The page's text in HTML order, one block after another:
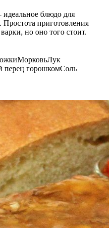
блюдо для
Простота приготовления
но оно того стоит.
МорковьЛук
перец горошкомСоль